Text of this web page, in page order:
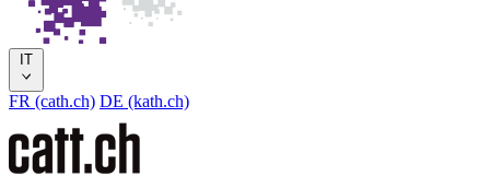
IT
FR (cath.ch) DE (kath.ch)